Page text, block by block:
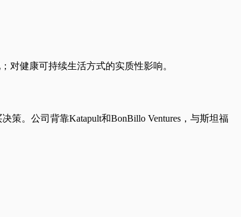
对健康可持续生活方式的实质性影响。
策。公司背靠Katapult和BonBillo Ventures，与斯坦福